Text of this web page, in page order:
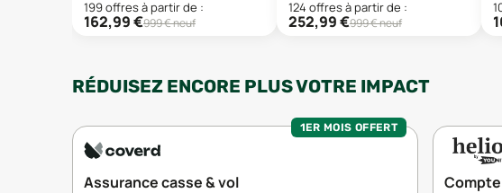
199offresà partir de :
162,99€999€ neuf
124 offresà partir de :
252,99€999€ neuf
RÉDUISEZ ENCORE PLUS VOTRE IMPACT
1ER MOIS OFFERT
Assurance casse & vol